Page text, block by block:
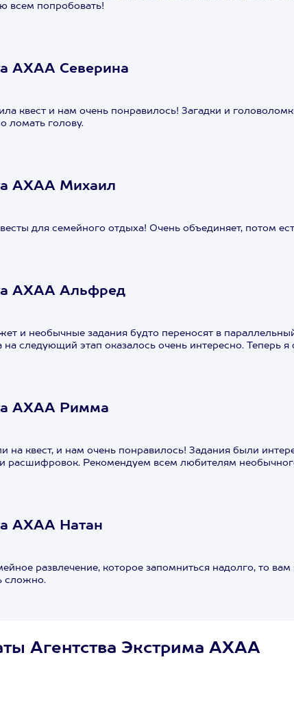
всем попробовать!
АХАА Северина
квест и нам очень понравилось! Загадки и
ломать голову.
АХАА Михаил
для семейного отдыха! Очень объединяет, потом
АХАА Альфред
и необычные задания будто переносят в
следующий этап оказалось очень интересно. Теперь я
АХАА Римма
квест, и нам очень понравилось! Задания были
расшифровок. Рекомендуем всем любителям
АХАА Натан
развлечение, которое запомниться надолго, то
сложно.
Агентства Экстрима АХАА